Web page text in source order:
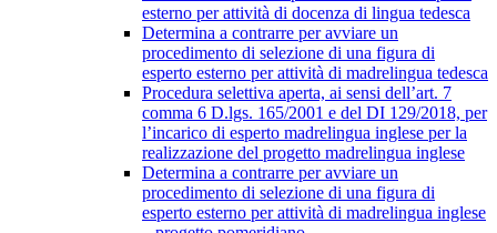
esterno per attività di docenza di lingua tedesca
Determina a contrarre per avviare un
procedimento di selezione di una figura di
esperto esterno per attività di madrelingua tedesca
Procedura selettiva aperta, ai sensi dell’art. 7
comma 6 D.lgs. 165/2001 e del DI 129/2018, per
l’incarico di esperto madrelingua inglese per la
realizzazione del progetto madrelingua inglese
Determina a contrarre per avviare un
procedimento di selezione di una figura di
esperto esterno per attività di madrelingua inglese